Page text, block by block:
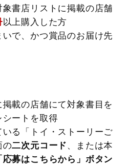
象書店リストに掲載の店舗
以上購入した方
いで、かつ賞品のお届け先
載の店舗にて対象書目を
ートを取得
る「トイ・ストーリーご
の二次元コード、または本
応募はこちらから」ボタン